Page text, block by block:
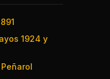
1924 y